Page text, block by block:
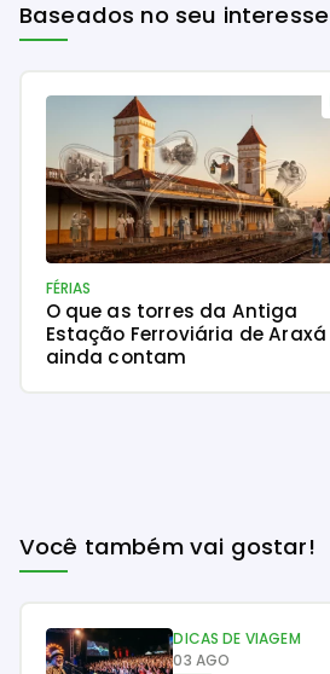
Baseados no seu interesse
FÉRIAS
O que as torres da Antiga
Estação Ferroviária de Araxá
ainda contam
Você também vai gostar!
DICAS DE VIAGEM
03 AGO